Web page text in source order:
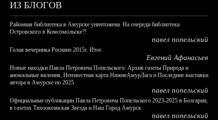
ИЗ БЛОГОВ
Районная библиотека в Амурске уничтожена. На очереди библиотека
Островского в Комсомольске?!
павел попельский
Голая вечеринка Роснано 2015г. Итог.
Евгений Афанасьев
Новые находки Павла Петровича Попельского: Архив газеты Природа и
аномальные явления, Неизвестная карта НижнеАмурЛага и Последние выставки
автора в Амурске по 2025
павел попельский
Официальные публикации Павла Петровича Попельского 2023-2025 в Болгарии,
в газетах Тихоокеанская Звезда и Наш Город Амурск
павел попельский